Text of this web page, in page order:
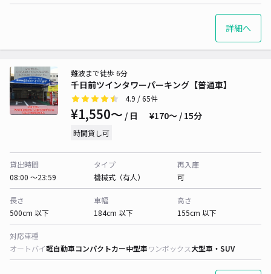
詳細へ
千日前ツインタワーパーキング【普通車】
難波まで徒歩 6分
4.9 / 65件
¥1,550〜 / 日 ¥170〜 / 15分
時間貸し可
貸出時間
08:00 〜23:59
タイプ
機械式（有人）
再入庫
可
長さ
500cm 以下
車幅
184cm 以下
高さ
155cm 以下
対応車種
オートバイ軽自動車コンパクトカー中型車ワンボックス大型車・SUV